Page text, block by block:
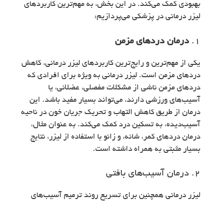
بهبودی کمک می‌کند. در این بخش، به مهم‌ترین کاربردهای
لیزر درمانی در پزشکی می‌پردازیم:
1. درمان دردهای مزمن
یکی از مهم‌ترین و رایج‌ترین کاربردهای لیزر درمانی، کاهش
دردهای مزمن است. لیزر درمانی به ویژه برای افرادی که
دردهای مزمن ناشی از مشکلات مفصلی، عضلانی، یا
آسیب‌های ورزشی دارند، می‌تواند بسیار مفید باشد. این
درمان از طریق کاهش التهاب و تحریک جریان خون در ناحیه
آسیب‌دیده، به تسکین درد کمک می‌کند. به عنوان مثال،
درمان دردهای کمر، شانه، و زانو با استفاده از لیزر، نتایج
بسیار مثبتی به همراه داشته است.
2. درمان آسیب‌های بافتی
لیزر درمانی همچنین برای تسریع روند ترمیم آسیب‌های